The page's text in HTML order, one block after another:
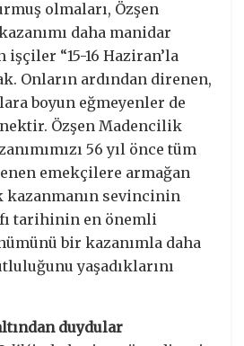
olmaları, Özşen
daha manidar
işçiler “15-16 Haziran’la
Onların ardından direnen,
boyun eğmeyenler de
Özşen Madencilik
56 yıl önce tüm
emekçilere armağan
kazanmanın sevincinin
tarihinin en önemli
bir kazanımla daha
yaşadıklarını
duydular